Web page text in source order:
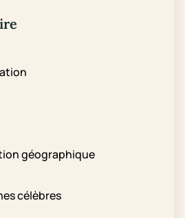
géographique
célèbres